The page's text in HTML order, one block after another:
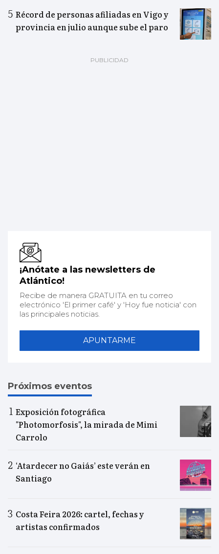
Récord de personas afiliadas en Vigo y
provincia en julio aunque sube el paro
¡Anótate a las newsletters de
Atlántico!
Recibe de manera GRATUITA en tu correo
electrónico 'El primer café' y 'Hoy fue noticia' con
las principales noticias.
APUNTARME
Próximos eventos
Exposición fotográfica
"Photomorfosis", la mirada de Mimi
Carrolo
‘Atardecer no Gaiás’ este verán en
Santiago
Costa Feira 2026: cartel, fechas y
artistas confirmados